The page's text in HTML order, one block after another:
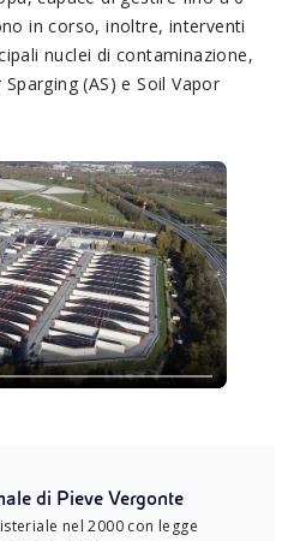
in corso, inoltre, interventi
nuclei di contaminazione,
(AS) e Soil Vapor
di Pieve Vergonte
nel 2000 con legge